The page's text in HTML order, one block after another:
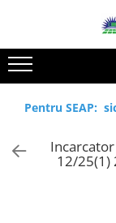
Toate Produsele
Acumulatori,
Uzuale
Baterii alcaline
Baterii litiu
Reduceri de vara
Cabluri
Acumulatori
Prelungitoare
Panouri
Pentru SEAP:
12/25(1)